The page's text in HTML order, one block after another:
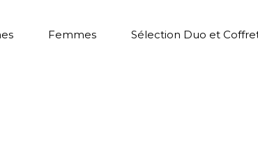
Femmes Sélection Duo et